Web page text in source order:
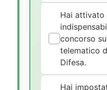
Hai attivato
concorso
telematico
Difesa.
Hai